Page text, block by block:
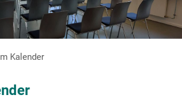
Kalender